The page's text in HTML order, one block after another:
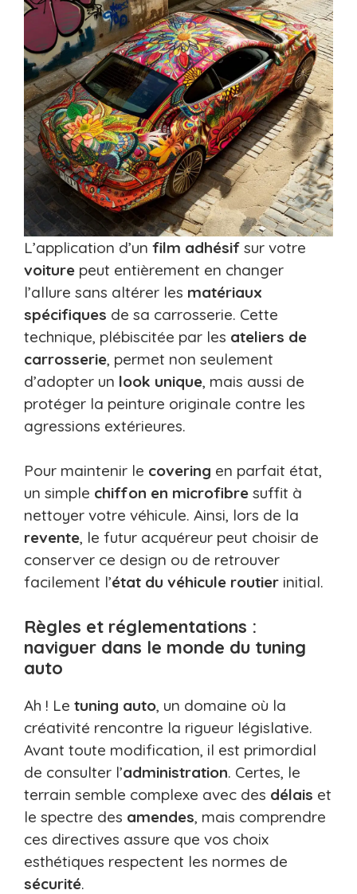
L’application d’un film adhésif sur votre
voiture peut entièrement en changer
l’allure sans altérer les matériaux
spécifiques de sa carrosserie. Cette
technique, plébiscitée par les ateliers de
carrosserie, permet non seulement
d’adopter un look unique, mais aussi de
protéger la peinture originale contre les
agressions extérieures.
Pour maintenir le covering en parfait état,
un simple chiffon en microfibre suffit à
nettoyer votre véhicule. Ainsi, lors de la
revente, le futur acquéreur peut choisir de
conserver ce design ou de retrouver
facilement l’état du véhicule routier initial.
Règles et réglementations :
naviguer dans le monde du tuning
auto
Ah ! Le tuning auto, un domaine où la
créativité rencontre la rigueur législative.
Avant toute modification, il est primordial
de consulter l’administration. Certes, le
terrain semble complexe avec des délais et
le spectre des amendes, mais comprendre
ces directives assure que vos choix
esthétiques respectent les normes de
sécurité.